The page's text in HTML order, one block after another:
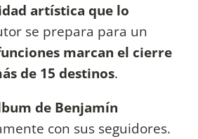
artística que lo
se prepara para un
marcan el cierre
de 15 destinos.
de Benjamín
con sus seguidores.